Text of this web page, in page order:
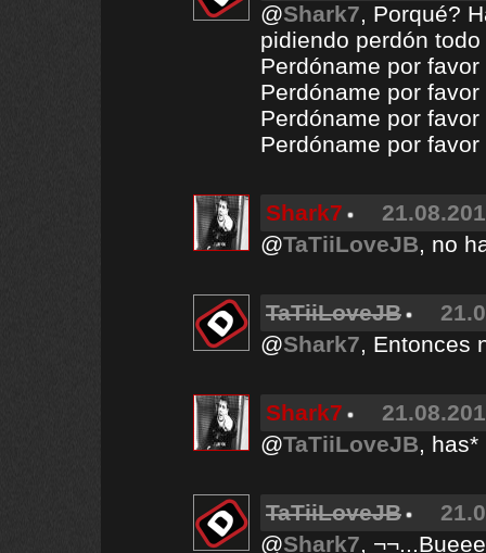
@Shark7, Porqué?
pidiendo perdón
Perdóname por favor
Perdóname por favor
Perdóname por favor
Perdóname por favor
Shark7
@TaTiiLoveJB, no
TaTiiLoveJB
@Shark7, Entonces
Shark7
@TaTiiLoveJB, has*
TaTiiLoveJB
@Shark7,